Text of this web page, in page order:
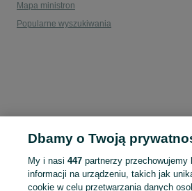
Mapa ministron
Popularne wyszukiwania
Dbamy o Twoją
My i nasi447 partnerzy
informacji na urządzeniu, takich jak
cookie w celu przetwarzania danych